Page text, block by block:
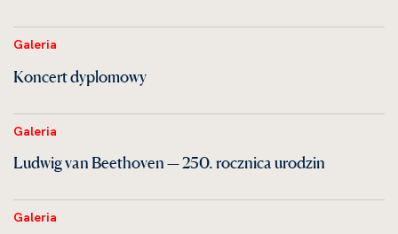
Galeria
Koncert dyplomowy
Galeria
Ludwig van Beethoven — 250. rocznica urodzin
Galeria